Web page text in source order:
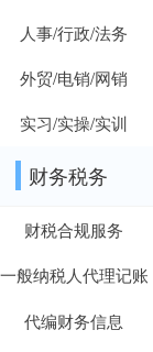
人事/行政/法务
外贸/电销/网销
实习/实操/实训
财务税务
财税合规服务
一般纳税人代理记账
代编财务信息